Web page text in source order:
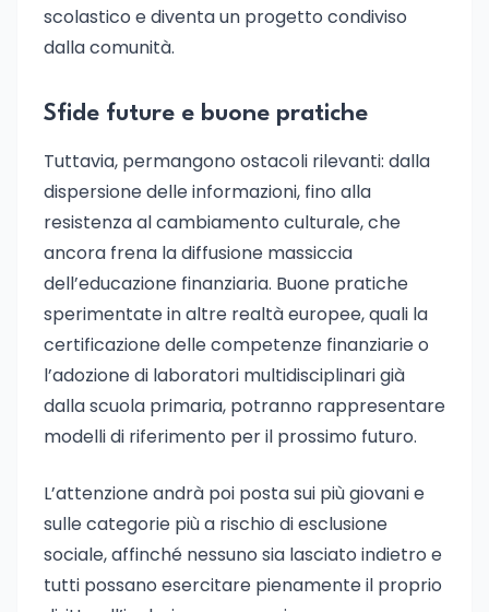
scolastico e diventa un progetto condiviso
dalla comunità.
Sfide future e buone pratiche
Tuttavia, permangono ostacoli rilevanti: dalla
dispersione delle informazioni, fino alla
resistenza al cambiamento culturale, che
ancora frena la diffusione massiccia
dell’educazione finanziaria. Buone pratiche
sperimentate in altre realtà europee, quali la
certificazione delle competenze finanziarie o
l’adozione di laboratori multidisciplinari già
dalla scuola primaria, potranno rappresentare
modelli di riferimento per il prossimo futuro.
L’attenzione andrà poi posta sui più giovani e
sulle categorie più a rischio di esclusione
sociale, affinché nessuno sia lasciato indietro e
tutti possano esercitare pienamente il proprio